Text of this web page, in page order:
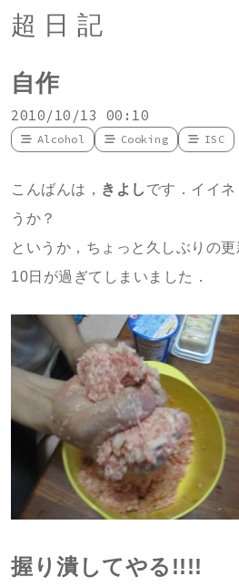
超日記
自作
2010/10/13 00:10
Alcohol Cooking ISC
こんばんは， きよし です．イイ
うか？
というか，ちょっと久しぶりの
10日が過ぎてしまいました．
握り潰してやる!!!!